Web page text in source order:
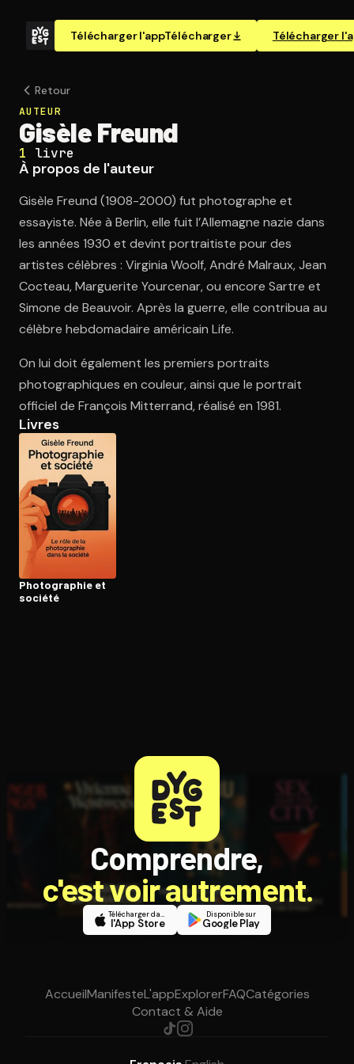
Télécharger l'appTélécharger Télécharger
Ouvre l'app Appareil photo, pointe sur le code. C'est gratuit à
Retour
AUTEUR
Gisèle Freund
1 livre
À propos de l'auteur
Gisèle Freund (1908-2000) fut photographe et
essayiste. Née à Berlin, elle fuit l’Allemagne nazie dans
les années 1930 et devint portraitiste pour des
artistes célèbres : Virginia Woolf, André Malraux, Jean
Cocteau, Marguerite Yourcenar, ou encore Sartre et
Simone de Beauvoir. Après la guerre, elle contribua au
célèbre hebdomadaire américain Life.
On lui doit également les premiers portraits
photographiques en couleur, ainsi que le portrait
officiel de François Mitterrand, réalisé en 1981.
Livres
Pho­to­gra­phie et
société
Comprendre,
c'est voir autrement.
Télécharger dans
l'App Store
Disponible sur
Google Play
AccueilManifesteL'appExplorerFAQCatégories
Contact & Aide